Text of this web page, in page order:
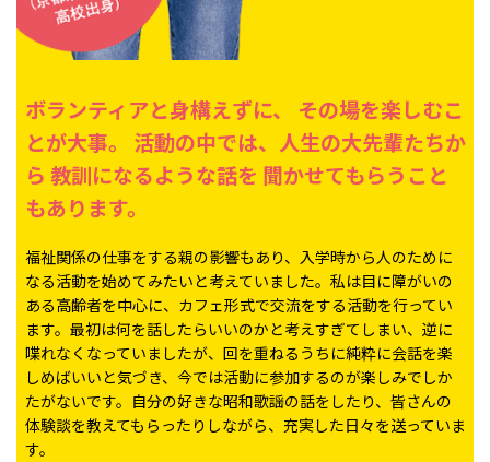
ボランティアと身構えずに、
その場を楽しむこ
とが大事。
活動の中では、人生の大先輩たちか
ら 教訓になるような話を 聞かせてもらうこと
もあります。
福祉関係の仕事をする親の影響もあり、入学時から人のために
なる活動を始めてみたいと考えていました。私は目に障がいの
ある高齢者を中心に、カフェ形式で交流をする活動を行ってい
ます。最初は何を話したらいいのかと考えすぎてしまい、逆に
喋れなくなっていましたが、回を重ねるうちに純粋に会話を楽
しめばいいと気づき、今では活動に参加するのが楽しみでしか
たがないです。自分の好きな昭和歌謡の話をしたり、皆さんの
体験談を教えてもらったりしながら、充実した日々を送っていま
す。